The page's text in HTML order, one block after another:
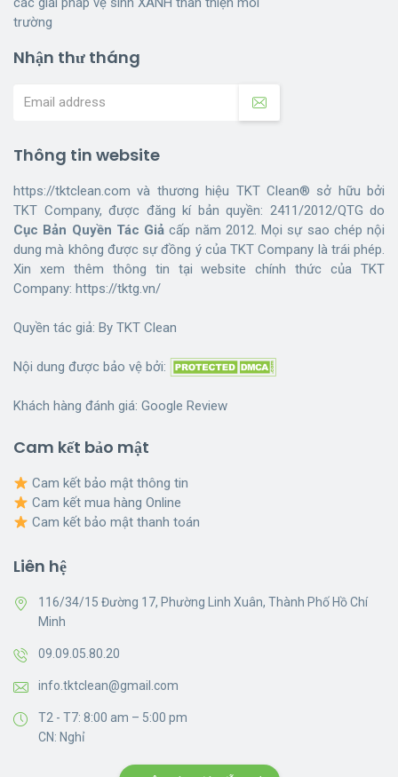
trường
Nhận thư tháng
Thông tin website
https://tktclean.com và thương hiệu TKT Clean® sở hữu bởi
TKT Company, được đăng kí bản quyền: 2411/2012/QTG do
Cục Bản Quyền Tác Giả cấp năm 2012. Mọi sự sao chép nội
dung mà không được sự đồng ý của TKT Company là trái phép.
Xin xem thêm thông tin tại website chính thức của TKT
Company: https://tktg.vn/
Quyền tác giả: By TKT Clean
Nội dung được bảo vệ bởi:
Khách hàng đánh giá: Google Review
Cam kết bảo mật
Cam kết bảo mật thông tin
Cam kết mua hàng Online
Cam kết bảo mật thanh toán
Liên hệ
116/34/15 Đường 17, Phường Linh Xuân, Thành Phố Hồ Chí
Minh
09.09.05.80.20
info.tktclean@gmail.com
T2 - T7: 8:00 am – 5:00 pm
CN: Nghỉ